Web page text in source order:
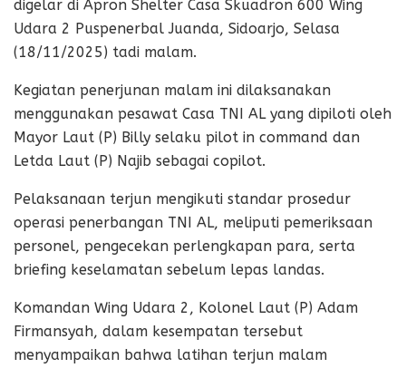
digelar di Apron Shelter Casa Skuadron 600 Wing
Udara 2 Puspenerbal Juanda, Sidoarjo, Selasa
(18/11/2025) tadi malam.
Kegiatan penerjunan malam ini dilaksanakan
menggunakan pesawat Casa TNI AL yang dipiloti oleh
Mayor Laut (P) Billy selaku pilot in command dan
Letda Laut (P) Najib sebagai copilot.
Pelaksanaan terjun mengikuti standar prosedur
operasi penerbangan TNI AL, meliputi pemeriksaan
personel, pengecekan perlengkapan para, serta
briefing keselamatan sebelum lepas landas.
Komandan Wing Udara 2, Kolonel Laut (P) Adam
Firmansyah, dalam kesempatan tersebut
menyampaikan bahwa latihan terjun malam